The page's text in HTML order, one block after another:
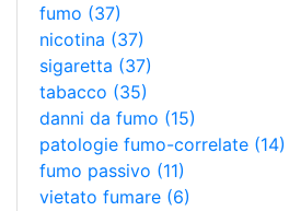
fumo (37)
nicotina (37)
sigaretta (37)
tabacco (35)
danni da fumo (15)
patologie fumo-correlate (14)
fumo passivo (11)
vietato fumare (6)